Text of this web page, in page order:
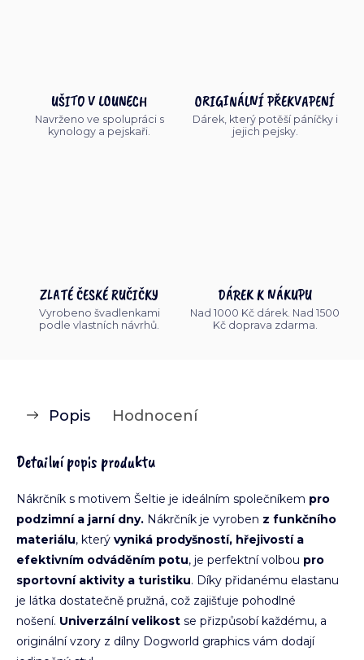
UŠITO V LOUNECH
Navrženo ve spolupráci s
kynology a pejskaři.
ORIGINÁLNÍ PŘEKVAPENÍ
Dárek, který potěší páníčky i
jejich pejsky.
ZLATÉ ČESKÉ RUČIČKY
Vyrobeno švadlenkami
podle vlastních návrhů.
DÁREK K NÁKUPU
Nad 1000 Kč dárek. Nad 1500
Kč doprava zdarma.
Popis Hodnocení
Detailní popis produktu
Nákrčník s motivem Šeltie je ideálním společníkem pro
podzimní a jarní dny. Nákrčník je vyroben z funkčního
materiálu, který vyniká prodyšností, hřejivostí a
efektivním odváděním potu, je perfektní volbou pro
sportovní aktivity a turistiku. Díky přidanému elastanu
je látka dostatečně pružná, což zajišťuje pohodlné
nošení. Univerzální velikost se přizpůsobí každému, a
originální vzory z dílny Dogworld graphics vám dodají